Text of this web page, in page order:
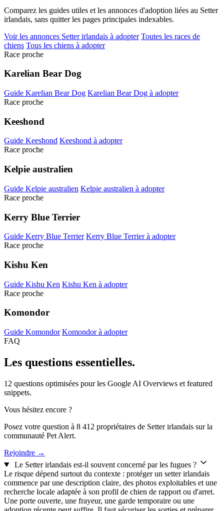
Comparez les guides utiles et les annonces d'adoption liées au Setter
irlandais, sans quitter les pages principales indexables.
Voir les annonces Setter irlandais à adopter Toutes les races de
chiens Tous les chiens à adopter
Race proche
Karelian Bear Dog
Guide Karelian Bear Dog Karelian Bear Dog à adopter
Race proche
Keeshond
Guide Keeshond Keeshond à adopter
Race proche
Kelpie australien
Guide Kelpie australien Kelpie australien à adopter
Race proche
Kerry Blue Terrier
Guide Kerry Blue Terrier Kerry Blue Terrier à adopter
Race proche
Kishu Ken
Guide Kishu Ken Kishu Ken à adopter
Race proche
Komondor
Guide Komondor Komondor à adopter
FAQ
Les questions essentielles.
12 questions optimisées pour les Google AI Overviews et featured
snippets.
Vous hésitez encore ?
Posez votre question à 8 412 propriétaires de Setter irlandais sur la
communauté Pet Alert.
Rejoindre →
Le Setter irlandais est-il souvent concerné par les fugues ?
Le risque dépend surtout du contexte : protéger un setter irlandais
commence par une description claire, des photos exploitables et une
recherche locale adaptée à son profil de chien de rapport ou d'arret.
Une porte ouverte, une frayeur, une garde temporaire ou une